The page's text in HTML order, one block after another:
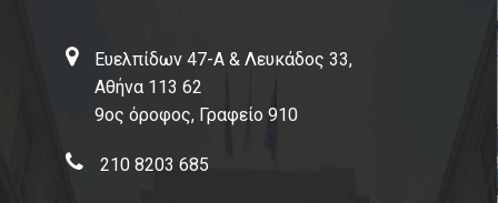
Ευελπίδων 47-Α & Λευκάδος 33,
Αθήνα 113 62
9ος όροφος, Γραφείο 910
210 8203 685